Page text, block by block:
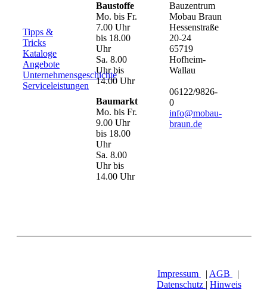
Tipps &
Tricks
Kataloge
Angebote
Unternehmensgeschichte
Serviceleistungen
Baustoffe
Mo. bis Fr.
7.00 Uhr
bis 18.00
Uhr
Sa. 8.00
Uhr bis
14.00 Uhr
Baumarkt
Mo. bis Fr.
9.00 Uhr
bis 18.00
Uhr
Sa. 8.00
Uhr bis
14.00 Uhr
Bauzentrum
Mobau Braun
Hessenstraße
20-24
65719
Hofheim-
Wallau
06122/9826-
0
info@mobau-
braun.de
Impressum | AGB
|
Datenschutz | Hinweis